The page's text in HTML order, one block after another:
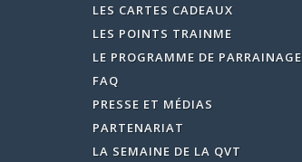
LES CARTES CADEAUX
LES POINTS TRAINME
LE PROGRAMME DE PARRAINAGE
FAQ
PRESSE ET MÉDIAS
PARTENARIAT
LA SEMAINE DE LA QVT